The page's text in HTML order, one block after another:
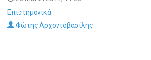
Επιστημονικά
Φώτης Αρχοντοβασίλης